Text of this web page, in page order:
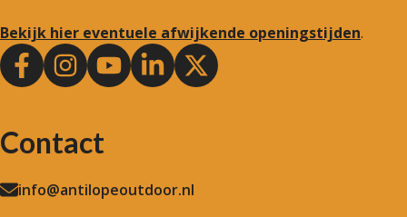
Bekijk hier eventuele afwijkende openingstijden.
Contact
info@antilopeoutdoor.nl